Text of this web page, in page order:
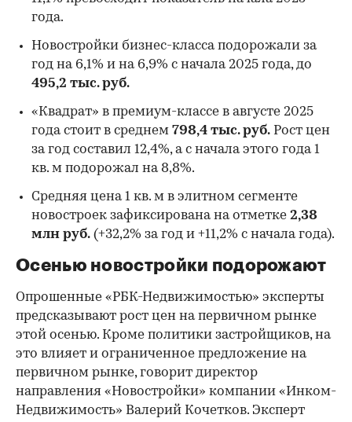
года.
Новостройки бизнес-класса подорожали за
год на 6,1% и на 6,9% с начала 2025 года, до
495,2 тыс. руб.
«Квадрат» в премиум-классе в августе 2025
года стоит в среднем 798,4 тыс. руб. Рост цен
за год составил 12,4%, а с начала этого года 1
кв. м подорожал на 8,8%.
Средняя цена 1 кв. м в элитном сегменте
новостроек зафиксирована на отметке 2,38
млн руб. (+32,2% за год и +11,2% с начала года).
Осенью новостройки подорожают
Опрошенные «РБК-Недвижимостью» эксперты
предсказывают рост цен на первичном рынке
этой осенью. Кроме политики застройщиков, на
это влияет и ограниченное предложение на
первичном рынке, говорит директор
направления «Новостройки» компании «Инком-
Недвижимость» Валерий Кочетков. Эксперт